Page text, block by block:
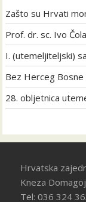
Zašto su Hrvati
Prof. dr. sc. Ivo
I. (utemeljiteljski)
Bez Herceg
28. obljetnica
Hrvatska
Kneza
Tel: 036 324